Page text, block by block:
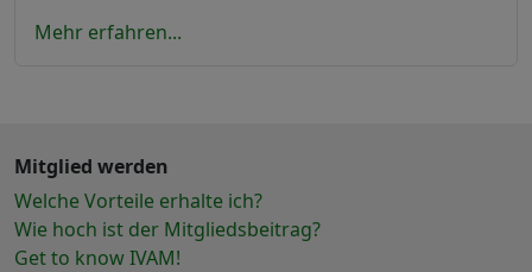
Mehr erfahren...
Mitglied werden
Welche Vorteile erhalte ich?
Wie hoch ist der Mitgliedsbeitrag?
Get to know IVAM!